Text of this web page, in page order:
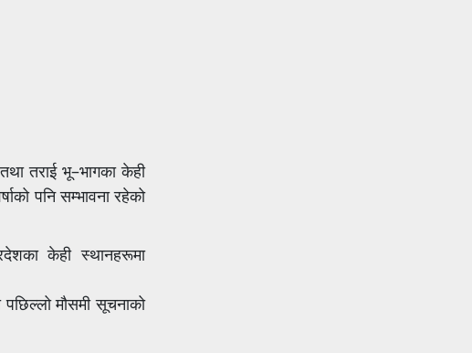
तराई भू–भागका केही
पनि सम्भावना रहेको
केही स्थानहरूमा
मौसमी सूचनाको